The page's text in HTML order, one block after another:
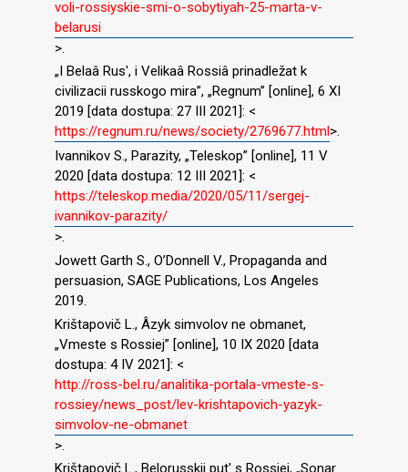
voli-rossiyskie-smi-o-sobytiyah-25-marta-v-
belarusi
>.
„I Belaâ Rus′, i Velikaâ Rossiâ prinadležat k
civilizacii russkogo mira”, „Regnum” [online], 6 XI
2019 [data dostupa: 27 III 2021]: <
https://regnum.ru/news/society/2769677.html>.
Ivannikov S., Parazity, „Teleskop” [online], 11 V
2020 [data dostupa: 12 III 2021]: <
https://teleskop.media/2020/05/11/sergej-
ivannikov-parazity/
>.
Jowett Garth S., O’Donnell V., Propaganda and
persuasion, SAGE Publications, Los Angeles
2019.
Krištapovič L., Âzyk simvolov ne obmanet,
„Vmeste s Rossiej” [online], 10 IX 2020 [data
dostupa: 4 IV 2021]: <
http://ross-bel.ru/analitika-portala-vmeste-s-
rossiey/news_post/lev-krishtapovich-yazyk-
simvolov-ne-obmanet
>.
Krištapovič L., Belorusskij put′ s Rossiej, „Sonar